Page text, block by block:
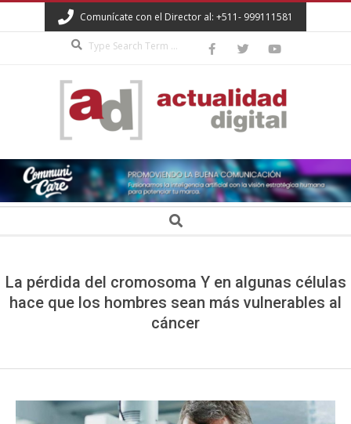
to
Comunícate con el Director al: +511- 999111581
ACTUALIDAD
DIGITAL Search
La pérdida del cromosoma Y en algunas células
hace que los hombres sean más vulnerables al
cáncer